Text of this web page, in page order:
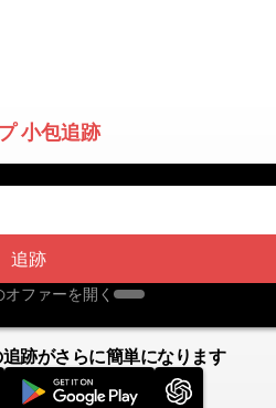
小包追跡
追跡
ファーを開く
跡がさらに簡単になります